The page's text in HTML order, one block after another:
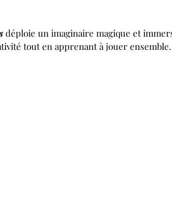
déploie un imaginaire magique et
tout en apprenant à jouer